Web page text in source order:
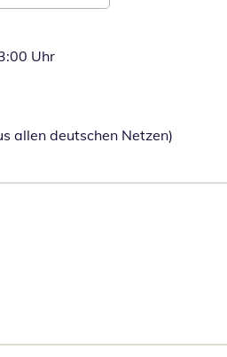
Uhr
allen deutschen Netzen)